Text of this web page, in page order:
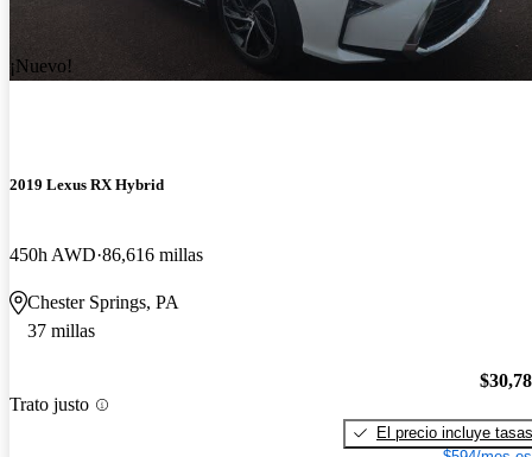
¡Nuevo!
2019 Lexus RX Hybrid
450h AWD 86,616 millas
Chester Springs, PA
37 millas
Trato justo
El precio incluye tasas